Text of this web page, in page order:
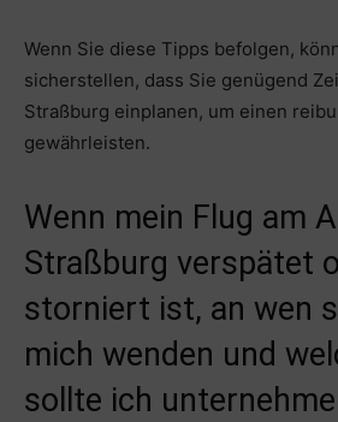
Wenn Sie diese Tipps befolgen,
sicherstellen, dass Sie genügend
Straßburg einplanen, um einen
gewährleisten.
Wenn mein Flug am
Straßburg verspätet
storniert ist, an wen
mich wenden und
sollte ich